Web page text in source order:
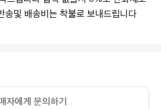
송및 배송비는 착불로 보내드립니다
자에게 문의하기